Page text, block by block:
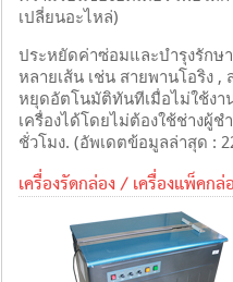
เปลี่ยนอะไหล่)
ประหยัดค่าซ่อมและบำรุงรักษ
หลายเส้น เช่น สายพานโอริง
หยุดอัตโนมัติทันทีเมื่อไม่ใช้งา
เครื่องได้โดยไม่ต้องใช้ช่างผู้
ชั่วโมง. (อัพเดตข้อมูลล่าสุด :
เครื่องรัดกล่อง / เครื่องแพ็คก